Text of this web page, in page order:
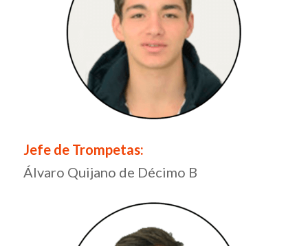
Jefe de Trompetas:
Álvaro Quijano de Décimo B